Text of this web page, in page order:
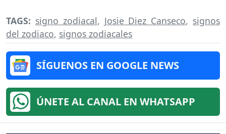
TAGS: signo zodiacal, Josie Diez Canseco, signos
del zodiaco, signos zodiacales
SÍGUENOS EN GOOGLE NEWS
ÚNETE AL CANAL EN WHATSAPP